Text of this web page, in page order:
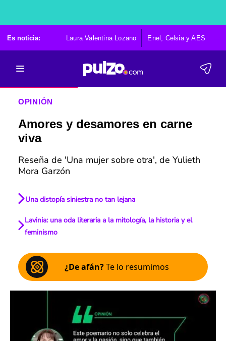
Es noticia: Laura Valentina Lozano Enel, Celsia y AES
OPINIÓN
Amores y desamores en carne
viva
Reseña de 'Una mujer sobre otra', de Yulieth
Mora Garzón
Una distopía siniestra no tan lejana
Lavinia: una oda literaria a la mitología, la historia y el
feminismo
¿De afán?Te lo resumimos